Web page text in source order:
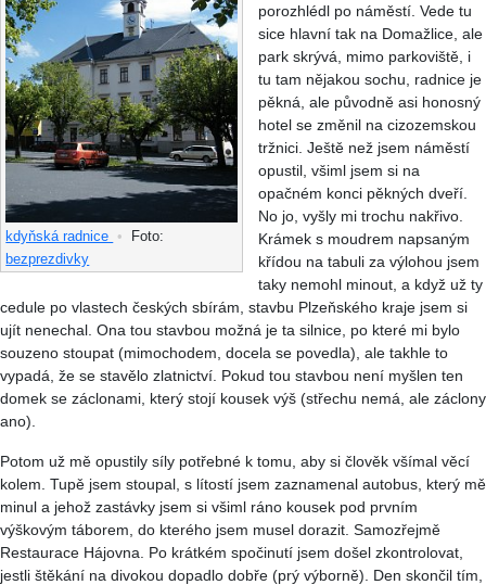
kdyňská radnice •
Foto:
bezprezdivky
porozhlédl po náměstí. Vede tu
sice hlavní tak na Domažlice, ale
park skrývá, mimo parkoviště, i
tu tam nějakou sochu, radnice je
pěkná, ale původně asi honosný
hotel se změnil na cizozemskou
tržnici. Ještě než jsem náměstí
opustil, všiml jsem si na
opačném konci pěkných dveří.
No jo, vyšly mi trochu nakřivo.
Krámek s moudrem napsaným
křídou na tabuli za výlohou jsem
taky nemohl minout, a když už ty
cedule po vlastech českých sbírám, stavbu Plzeňského kraje jsem si
ujít nenechal. Ona tou stavbou možná je ta silnice, po které mi bylo
souzeno stoupat (mimochodem, docela se povedla), ale takhle to
vypadá, že se stavělo zlatnictví. Pokud tou stavbou není myšlen ten
domek se záclonami, který stojí kousek výš (střechu nemá, ale záclony
ano).
Potom už mě opustily síly potřebné k tomu, aby si člověk všímal věcí
kolem. Tupě jsem stoupal, s lítostí jsem zaznamenal autobus, který mě
minul a jehož zastávky jsem si všiml ráno kousek pod prvním
výškovým táborem, do kterého jsem musel dorazit. Samozřejmě
Restaurace Hájovna. Po krátkém spočinutí jsem došel zkontrolovat,
jestli štěkání na divokou dopadlo dobře (prý výborně). Den skončil tím,